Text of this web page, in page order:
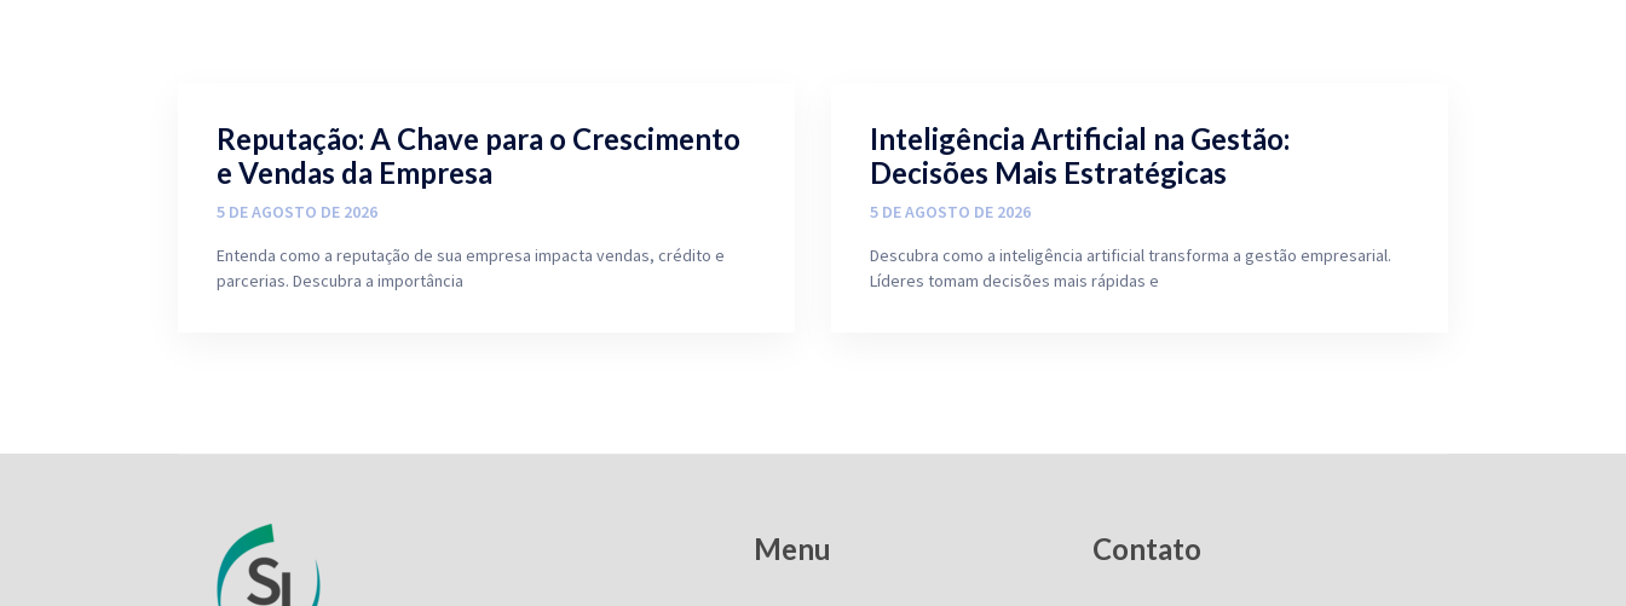
Reputação: A Chave para o Crescimento
e Vendas da Empresa
5 DE AGOSTO DE 2026
Entenda como a reputação de sua empresa impacta vendas, crédito e
parcerias. Descubra a importância
Inteligência Artificial na Gestão:
Decisões Mais Estratégicas
5 DE AGOSTO DE 2026
Descubra como a inteligência artificial transforma a gestão empresarial.
Líderes tomam decisões mais rápidas e
Menu Contato